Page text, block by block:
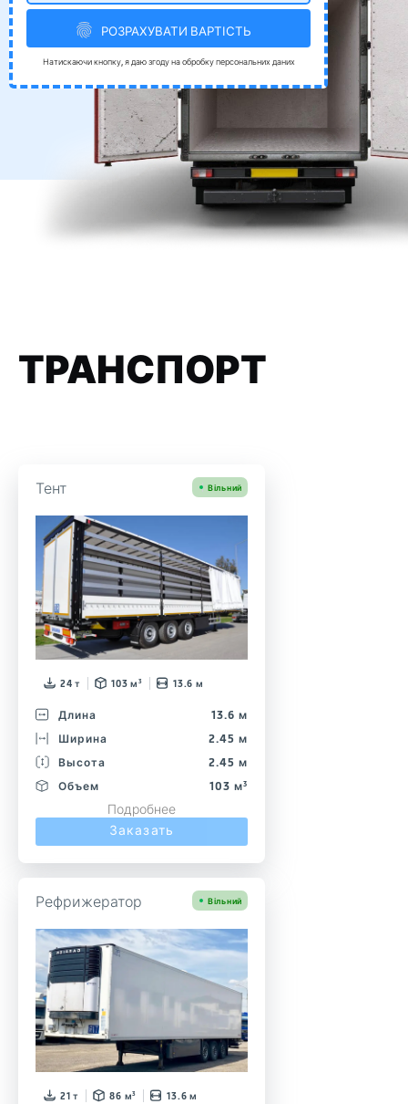
РОЗРАХУВАТИ ВАРТІСТЬ
Натискаючи кнопку, я даю згоду на обробку персональних даних
ТРАНСПОРТ
Тент Вільний
24 т 103 м³ 13.6 м
Длина
13.6 м
Ширина
2.45 м
Высота
2.45 м
Объем
103 м³
Подробнее
Заказать
Рефрижератор Вільний
21 т 86 м³ 13.6 м